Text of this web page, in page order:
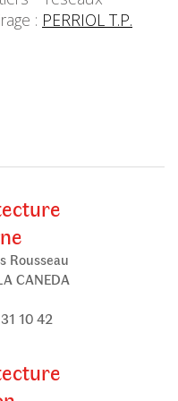
: PERRIOL T.P.
Rousseau
CANEDA
10 42